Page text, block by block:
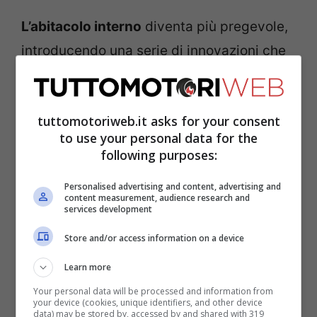
L’abitacolo interno diventa più pregevole,
introducendo una serie di innovazioni che
hanno seguito, in alcuni casi
implementandole, quelle che sono state
alcune indicazioni arrivate direttamente
dalla clientela di Volkswagen ID.3.
tuttomotoriweb.it asks for your consent
to use your personal data for the
following purposes:
Personalised advertising and content, advertising and
content measurement, audience research and
services development
Store and/or access information on a device
Learn more
Your personal data will be processed and information from
your device (cookies, unique identifiers, and other device
data) may be stored by, accessed by and shared with 319